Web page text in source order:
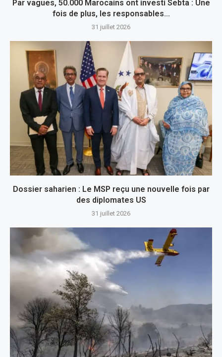
Par vagues, 50.000 Marocains ont investi Sebta : Une
fois de plus, les responsables...
31 juillet 2026
Dossier saharien : Le MSP reçu une nouvelle fois par
des diplomates US
31 juillet 2026